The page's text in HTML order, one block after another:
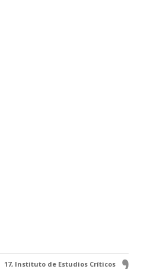
17, Instituto de Estudios Críticos